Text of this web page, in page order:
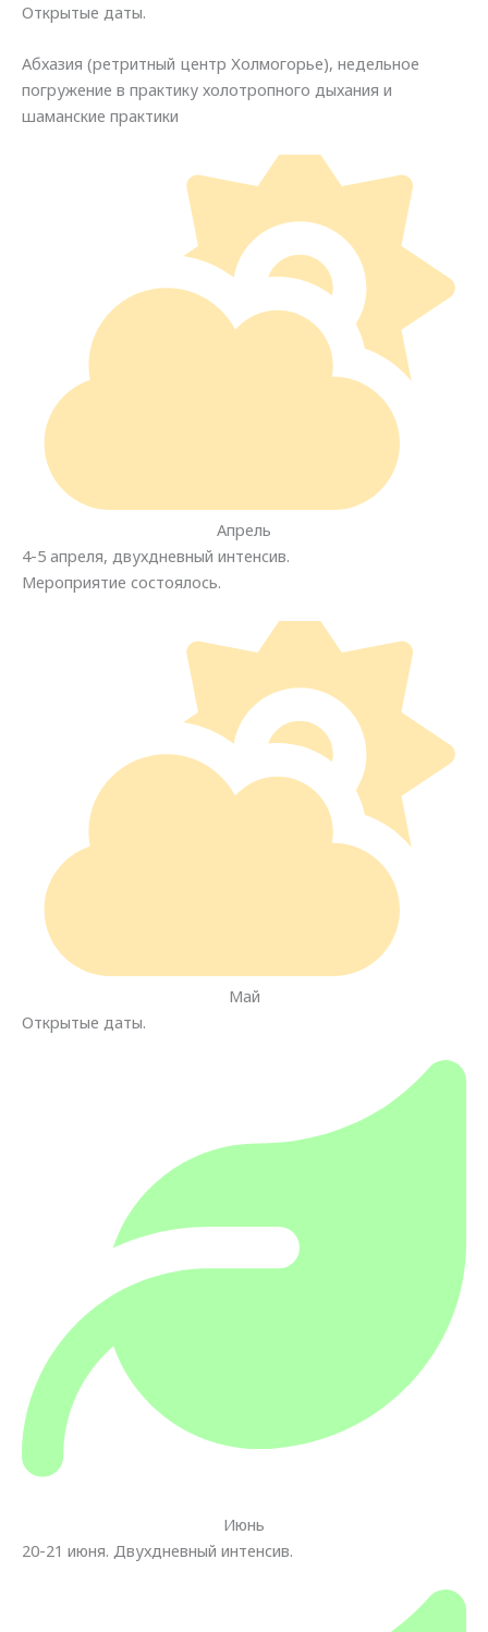
Открытые даты.
Абхазия (ретритный центр Холмогорье), недельное
погружение в практику холотропного дыхания и
шаманские практики
Апрель
4-5 апреля, двухдневный интенсив.
Мероприятие состоялось.
Май
Открытые даты.
Июнь
20-21 июня. Двухдневный интенсив.